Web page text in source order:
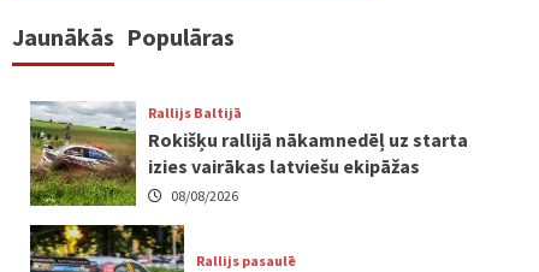
Jaunākās Populāras
Rallijs Baltijā
Rokišķu rallijā nākamnedēļ uz starta
izies vairākas latviešu ekipāžas
08/08/2026
Rallijs pasaulē